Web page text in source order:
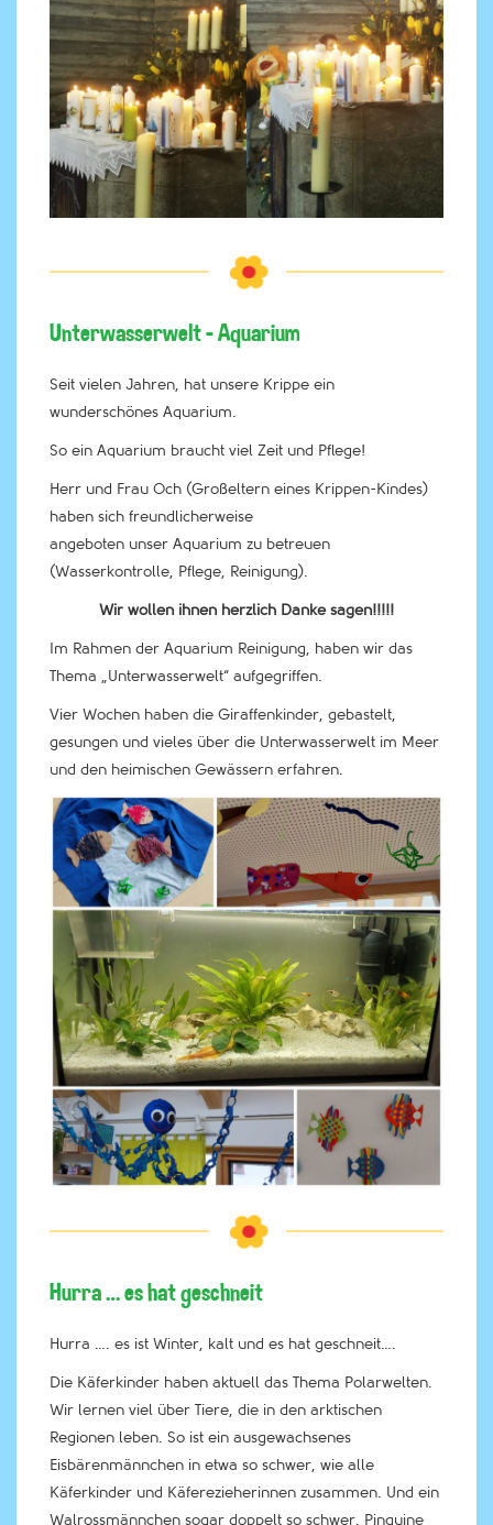
Unterwasserwelt – Aquarium
Seit vielen Jahren, hat unsere Krippe ein
wunderschönes Aquarium.
So ein Aquarium braucht viel Zeit und Pflege!
Herr und Frau Och (Großeltern eines Krippen-Kindes)
haben sich freundlicherweise
angeboten unser Aquarium zu betreuen
(Wasserkontrolle, Pflege, Reinigung).
Wir wollen ihnen herzlich Danke sagen!!!!!
Im Rahmen der Aquarium Reinigung, haben wir das
Thema „Unterwasserwelt“ aufgegriffen.
Vier Wochen haben die Giraffenkinder, gebastelt,
gesungen und vieles über die Unterwasserwelt im Meer
und den heimischen Gewässern erfahren.
Hurra … es hat geschneit
Hurra …. es ist Winter, kalt und es hat geschneit….
Die Käferkinder haben aktuell das Thema Polarwelten.
Wir lernen viel über Tiere, die in den arktischen
Regionen leben. So ist ein ausgewachsenes
Eisbärenmännchen in etwa so schwer, wie alle
Käferkinder und Käferezieherinnen zusammen. Und ein
Walrossmännchen sogar doppelt so schwer. Pinguine